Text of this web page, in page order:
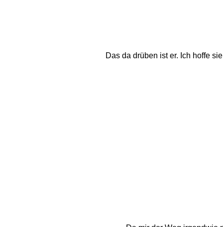
Das da drüben ist er. Ich hoffe